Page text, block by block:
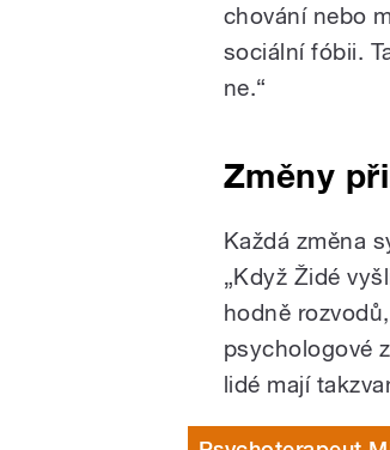
chování nebo
sociální fóbii.
ne.“
Změny
Každá změna
„Když Židé
hodně
psychologové
lidé mají